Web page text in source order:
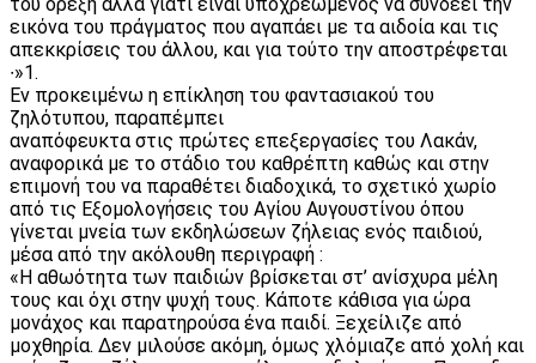
εικόνα του πράγματος που αγαπάει με τα αιδοία και τις
απεκκρίσεις του άλλου, και για τούτο την αποστρέφεται
∙»1.
Εν προκειμένω η επίκληση του φαντασιακού του
ζηλότυπου, παραπέμπει
αναπόφευκτα στις πρώτες επεξεργασίες του Λακάν,
αναφορικά με το στάδιο του καθρέπτη καθώς και στην
επιμονή του να παραθέτει διαδοχικά, το σχετικό χωρίο
από τις Εξομολογήσεις του Αγίου Αυγουστίνου όπου
γίνεται μνεία των εκδηλώσεων ζήλειας ενός παιδιού,
μέσα από την ακόλουθη περιγραφή :
«Η αθωότητα των παιδιών βρίσκεται στ’ ανίσχυρα μέλη
τους και όχι στην ψυχή τους. Κάποτε κάθισα για ώρα
μονάχος και παρατηρούσα ένα παιδί. Ξεχείλιζε από
μοχθηρία. Δεν μιλούσε ακόμη, όμως χλόμιαζε από χολή και